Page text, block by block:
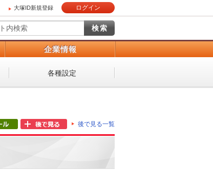
大塚ID新規登録 ログイン
企業情報
各種設定
後で見る一覧